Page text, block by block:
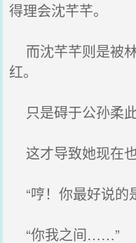
得理会沈芊芊。
而沈芊芊则是被
红。
只是碍于公孙柔
这才导致她现在也
“哼！你最好说的
“你我之间……”